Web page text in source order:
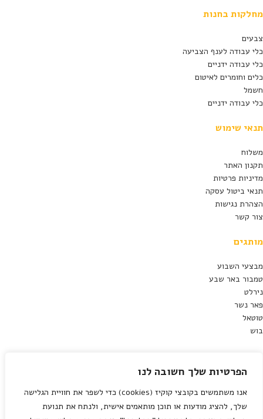
הפרטיות שלך חשובה לנו
אנו משתמשים בקובצי קוקיז (cookies) כדי לשפר את חוויית הגלישה
שלך, להציג מודעות או תוכן מותאמים אישית, ולנתח את תנועת
מחלקות בחנות
צבעים
כלי עבודה לענף הצביעה
כלי עבודה ידניים
כלים וחומרים לאיטום
חשמל
כלי עבודה ידניים
תנאי שימוש
משלוח
תקנון האתר
מדיניות פרטיות
תנאי ביטול עסקה
הצהרת נגישות
צור קשר
מותגים
מבצעי השבוע
טמבור באר שבע
נירלט
פאר נשר
טוטאל
בוש
עיצוב פנים
כלי עבודה